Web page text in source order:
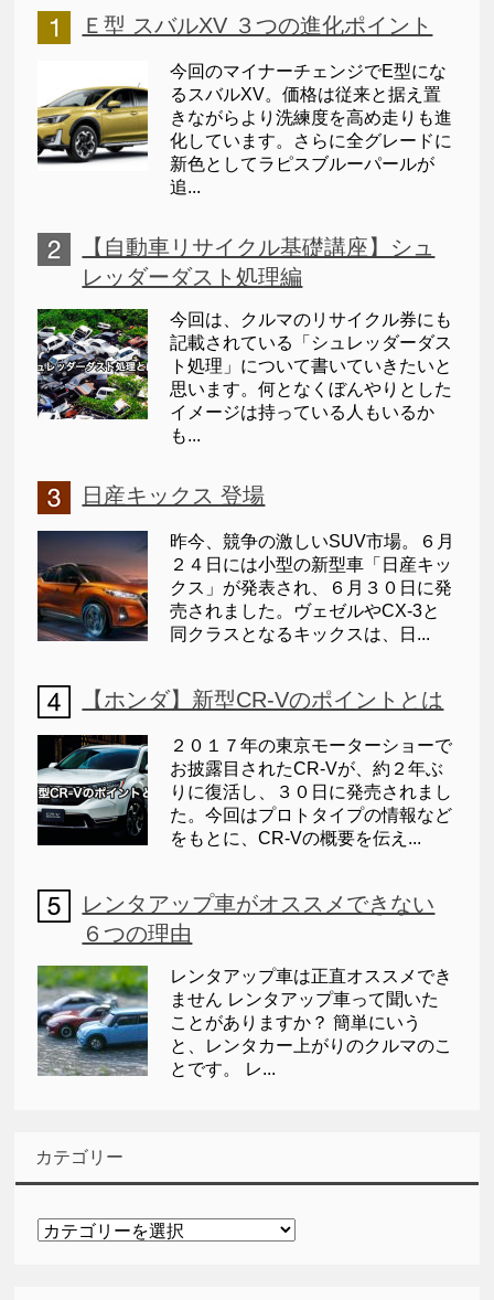
Ｅ型 スバルXV ３つの進化ポイント
今回のマイナーチェンジでE型にな
るスバルXV。価格は従来と据え置
きながらより洗練度を高め走りも進
化しています。さらに全グレードに
新色としてラピスブルーパールが
追...
【自動車リサイクル基礎講座】シュ
レッダーダスト処理編
今回は、クルマのリサイクル券にも
記載されている「シュレッダーダス
ト処理」について書いていきたいと
思います。何となくぼんやりとした
イメージは持っている人もいるか
も...
日産キックス 登場
昨今、競争の激しいSUV市場。６月
２４日には小型の新型車「日産キッ
クス」が発表され、６月３０日に発
売されました。ヴェゼルやCX-3と
同クラスとなるキックスは、日...
【ホンダ】新型CR-Vのポイントとは
２０１７年の東京モーターショーで
お披露目されたCR-Vが、約２年ぶ
りに復活し、３０日に発売されまし
た。今回はプロトタイプの情報など
をもとに、CR-Vの概要を伝え...
レンタアップ車がオススメできない
６つの理由
レンタアップ車は正直オススメでき
ません レンタアップ車って聞いた
ことがありますか？ 簡単にいう
と、レンタカー上がりのクルマのこ
とです。 レ...
カテゴリー
カ